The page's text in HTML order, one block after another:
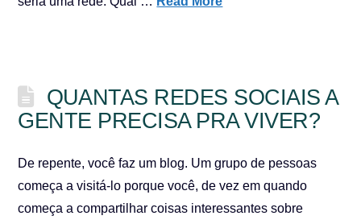
QUANTAS REDES SOCIAIS A
GENTE PRECISA PRA VIVER?
De repente, você faz um blog. Um grupo de pessoas
começa a visitá-lo porque você, de vez em quando
começa a compartilhar coisas interessantes sobre